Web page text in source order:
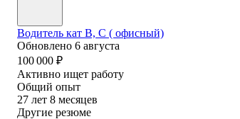
Водитель кат В, С ( офисный)
Обновлено 6 августа
100 000 ₽
Активно ищет работу
Общий опыт
27 лет 8 месяцев
Другие резюме